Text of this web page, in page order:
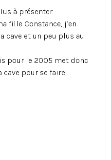
à présenter.
fille Constance, j’en
cave et un peu plus au
pour le 2005 met donc
cave pour se faire